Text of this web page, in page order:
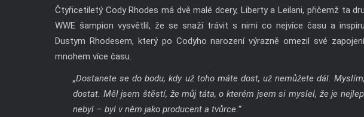
Čtyřicetiletý Cody Rhodes má dvě malé dcery, Liberty a Leilani, přičemž ta
WWE šampion vysvětlil, že se snaží trávit s nimi co nejvíce času a
Dustym Rhodesem, který po Codyho narození výrazně omezil své
mnohem více času.
„Dostanete se do bodu, kdy už toho máte dost, už nemůžete dál.
dostat. Měl jsem štěstí, že můj táta, o kterém jsem si myslel, že je
nebyl – byl v něm jako producent a tvůrce.“